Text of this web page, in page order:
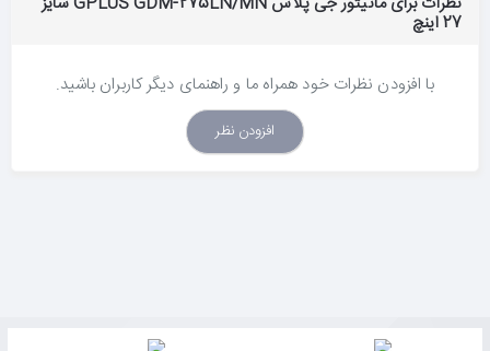
27 اینچ
با افزودن نظرات خود همراه ما و راهنمای دیگر کاربران باشید.
افزودن نظر